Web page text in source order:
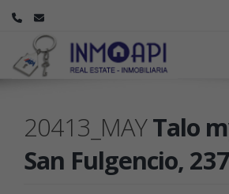
20413_MAYTalo
San Fulgencio,